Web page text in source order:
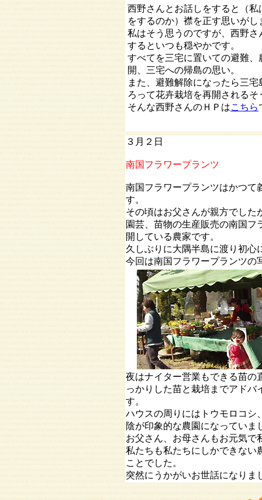
西野さんとお話しをすると（私
をするのか）襟を正す思いがし
私はそう思うのですが、西野さ
するといつも穏やかです。
すべてを三宅に置いての避難、
開、三宅への帰島の思い。
また、避難解除になったら三宅
ろって花卉栽培を再開されるそ
そんな西野さんのＨＰはこちら
３月２日
南国フラワープランツ
南国フラワープランツはかつて
す。
その頃はお父さんが親方でした
園芸、苗物の生産販売の南国
開している農家です。
久しぶりに大隅半島に渡り初心
今回は南国フラワープランツの
夜はナイター営業もできる苗の
っかりした苗と栽培までアド
す。
ハウスの周りにはトウモロコシ
陰が印象的な農園になっていま
お父さん、お母さんもお元気で
私たちも私たちにしかできない
ことでした。
突然にうかがいお世話になりま